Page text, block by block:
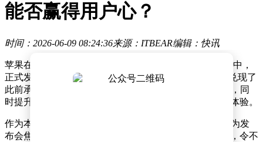
能否赢得用户心？
时间：2026-06-09 08:24:36来源：ITBEAR编辑：快讯
苹果在最新举行的全球开发者大会（WWDC）主题演讲中，
正式发布了备受期待的iOS 27系统更新。此次更新不仅兑现了
此前承诺的手机AI功能，还对系统性能进行了深度优化，同
时提升了整体可靠性，为用户带来更加流畅稳定的使用体验。
作为本次更新的核心亮点，Siri AI和新一代Apple智能成为发
布会焦点。然而，这两项功能暂未在中国大陆市场推出，令不